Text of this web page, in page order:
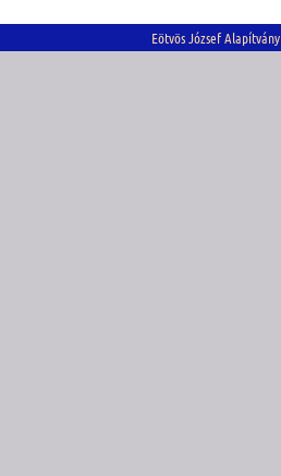
Eötvös József Alapítvány